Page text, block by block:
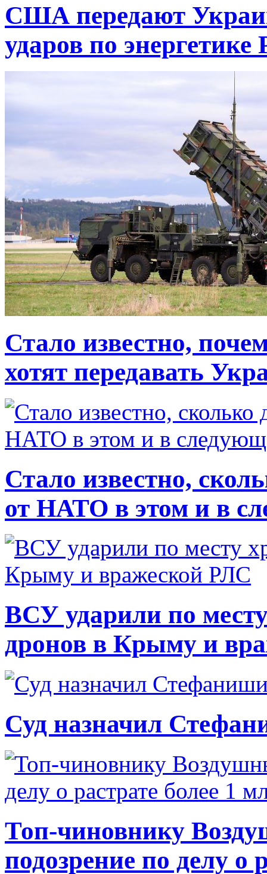
США передают
ударов по энергетике
Стало известно,
хотят передавать
Стало известно,
от НАТО в этом и в
ВСУ ударили по
дронов в Крыму и
Суд назначил
Топ-чиновнику
подозрение по делу о